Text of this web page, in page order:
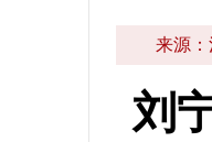
来源
刘